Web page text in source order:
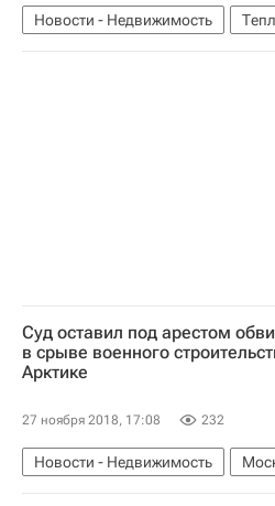
Новости - Недвижимость
Санкт-Петербург
Суд оставил под арестом
в срыве военного
Арктике
27 ноября 2018, 17:08 232
Новости - Недвижимость
Московский городской суд